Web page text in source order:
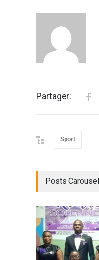
Partager:
Sport
Posts Carousel